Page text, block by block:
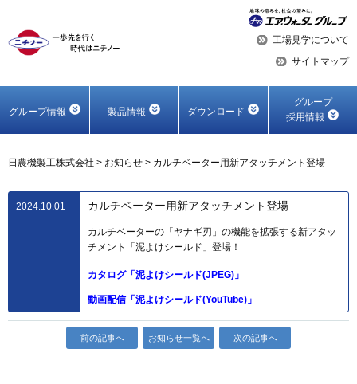
工場見学について
サイトマップ
グループ情報 製品情報 ダウンロード
グループ
採用情報
日農機製工株式会社 > お知らせ > カルチベーター用新アタッチメント登場
2024.10.01 カルチベーター用新アタッチメント登場
カルチベーターの「ヤナギ刃」の機能を拡張する新アタッ
チメント「泥よけシールド」登場！
カタログ「泥よけシールド(JPEG)」
動画配信「泥よけシールド(YouTube)」
前の記事へ お知らせ一覧へ 次の記事へ